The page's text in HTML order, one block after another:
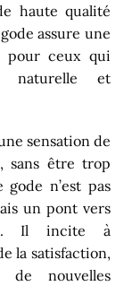
haute qualité
assure une
pour ceux qui
naturelle et
sensation de
sans être trop
n’est pas
un pont vers
Il incite à
la satisfaction,
de nouvelles